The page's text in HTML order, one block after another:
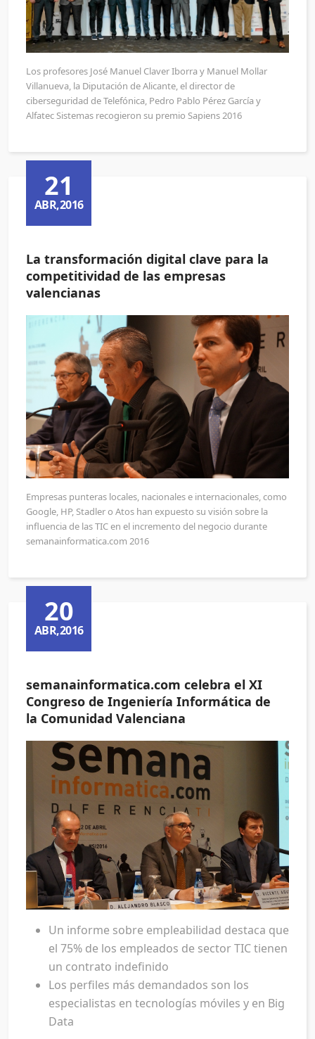
Los profesores José Manuel Claver Iborra y Manuel Mollar
Villanueva, la Diputación de Alicante, el director de
ciberseguridad de Telefónica, Pedro Pablo Pérez García y
Alfatec Sistemas recogieron su premio Sapiens 2016
21
ABR,2016
La transformación digital clave para la
competitividad de las empresas
valencianas
Empresas punteras locales, nacionales e internacionales, como
Google, HP, Stadler o Atos han expuesto su visión sobre la
influencia de las TIC en el incremento del negocio durante
semanainformatica.com 2016
20
ABR,2016
semanainformatica.com celebra el XI
Congreso de Ingeniería Informática de
la Comunidad Valenciana
Un informe sobre empleabilidad destaca que
el 75% de los empleados de sector TIC tienen
un contrato indefinido
Los perfiles más demandados son los
especialistas en tecnologías móviles y en Big
Data